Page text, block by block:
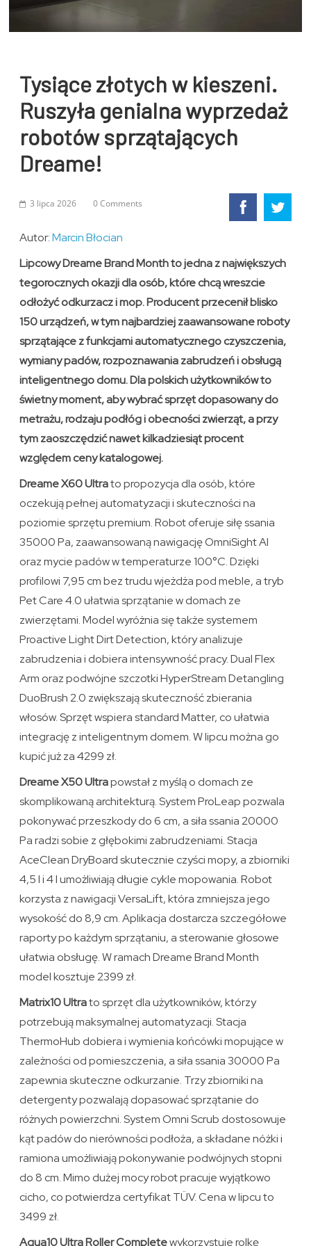
Tysiące złotych w kieszeni.
Ruszyła genialna wyprzedaż
robotów sprzątających
Dreame!
3 lipca 2026 0 Comments
Autor:Marcin Błocian
Lipcowy Dreame Brand Month to jedna z największych
tegorocznych okazji dla osób, które chcą wreszcie
odłożyć odkurzacz i mop. Producent przecenił blisko
150 urządzeń, w tym najbardziej zaawansowane roboty
sprzątające z funkcjami automatycznego czyszczenia,
wymiany padów, rozpoznawania zabrudzeń i obsługą
inteligentnego domu. Dla polskich użytkowników to
świetny moment, aby wybrać sprzęt dopasowany do
metrażu, rodzaju podłóg i obecności zwierząt, a przy
tym zaoszczędzić nawet kilkadziesiąt procent
względem ceny katalogowej.
Dreame X60 Ultrato propozycja dla osób, które
oczekują pełnej automatyzacji i skuteczności na
poziomie sprzętu premium. Robot oferuje siłę ssania
35000 Pa, zaawansowaną nawigację OmniSight AI
oraz mycie padów w temperaturze 100°C. Dzięki
profilowi 7,95 cm bez trudu wjeżdża pod meble, a tryb
Pet Care 4.0 ułatwia sprzątanie w domach ze
zwierzętami. Model wyróżnia się także systemem
Proactive Light Dirt Detection, który analizuje
zabrudzenia i dobiera intensywność pracy. Dual Flex
Arm oraz podwójne szczotki HyperStream Detangling
DuoBrush 2.0 zwiększają skuteczność zbierania
włosów. Sprzęt wspiera standard Matter, co ułatwia
integrację z inteligentnym domem. W lipcu można go
kupić już za 4299 zł.
Dreame X50 Ultrapowstał z myślą o domach ze
skomplikowaną architekturą. System ProLeap pozwala
pokonywać przeszkody do 6 cm, a siła ssania 20000
Pa radzi sobie z głębokimi zabrudzeniami. Stacja
AceClean DryBoard skutecznie czyści mopy, a zbiorniki
4,5 l i 4 l umożliwiają długie cykle mopowania. Robot
korzysta z nawigacji VersaLift, która zmniejsza jego
wysokość do 8,9 cm. Aplikacja dostarcza szczegółowe
raporty po każdym sprzątaniu, a sterowanie głosowe
ułatwia obsługę. W ramach Dreame Brand Month
model kosztuje 2399 zł.
Matrix10 Ultrato sprzęt dla użytkowników, którzy
potrzebują maksymalnej automatyzacji. Stacja
ThermoHub dobiera i wymienia końcówki mopujące w
zależności od pomieszczenia, a siła ssania 30000 Pa
zapewnia skuteczne odkurzanie. Trzy zbiorniki na
detergenty pozwalają dopasować sprzątanie do
różnych powierzchni. System Omni Scrub dostosowuje
kąt padów do nierówności podłoża, a składane nóżki i
ramiona umożliwiają pokonywanie podwójnych stopni
do 8 cm. Mimo dużej mocy robot pracuje wyjątkowo
cicho, co potwierdza certyfikat TÜV. Cena w lipcu to
3499 zł.
Aqua10 Ultra Roller Completewykorzystuje rolkę